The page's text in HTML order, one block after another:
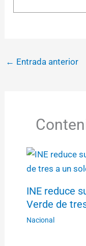
← Entrada anterior
INE reduce
Verde de
Nacional